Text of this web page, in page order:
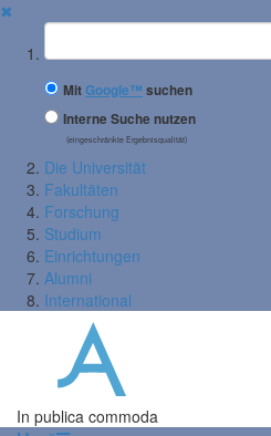
✖
Suchbegriff
MitGoogle™ suchen
Interne Suche nutzen
(eingeschränkte Ergebnisqualität)
Die Universität
Fakultäten
Forschung
Studium
Einrichtungen
Alumni
International
In publica commoda